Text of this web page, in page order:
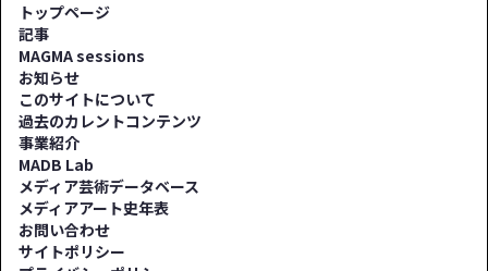
トップページ
記事
MAGMA sessions
お知らせ
このサイトについて
過去のカレントコンテンツ
事業紹介
MADB Lab
メディア芸術データベース
メディアアート史年表
お問い合わせ
サイトポリシー